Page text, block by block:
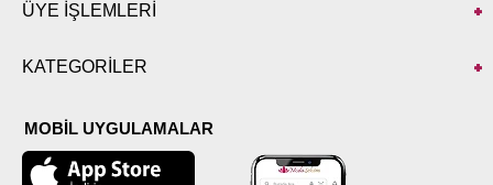
ÜYE İŞLEMLERİ
KATEGORİLER
MOBİL UYGULAMALAR